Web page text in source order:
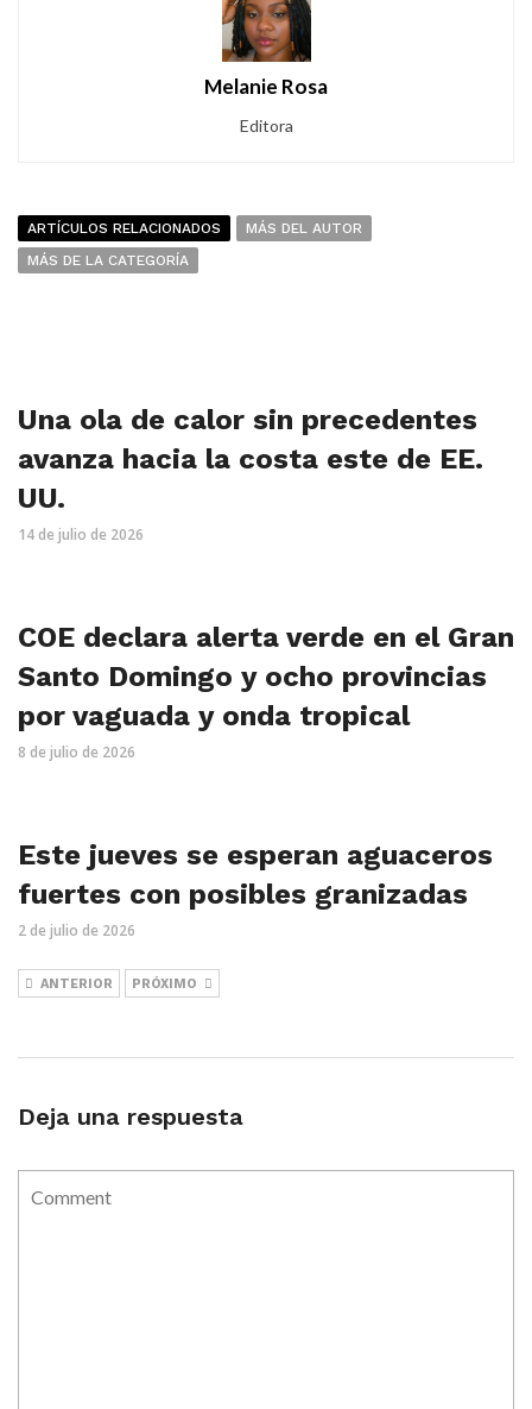
Melanie Rosa
Editora
ARTÍCULOS RELACIONADOS
MÁS DEL AUTOR
MÁS DE LA CATEGORÍA
Una ola de calor sin precedentes
avanza hacia la costa este de EE.
UU.
14 de julio de 2026
COE declara alerta verde en el Gran
Santo Domingo y ocho provincias
por vaguada y onda tropical
8 de julio de 2026
Este jueves se esperan aguaceros
fuertes con posibles granizadas
2 de julio de 2026
ANTERIOR PRÓXIMO
Deja una respuesta